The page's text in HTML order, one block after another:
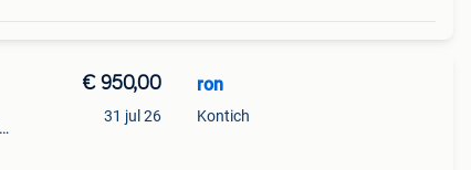
€ 950,00
31 jul 26
ron
Kontich